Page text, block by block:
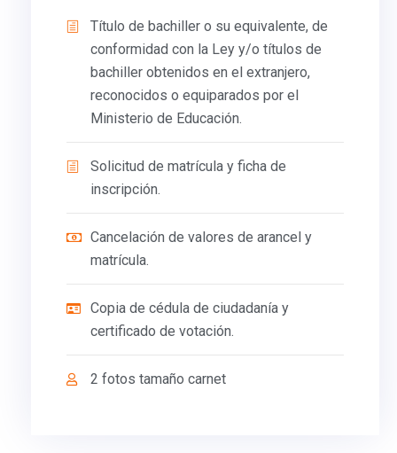
Título de bachiller o su equivalente, de
conformidad con la Ley y/o títulos de
bachiller obtenidos en el extranjero,
reconocidos o equiparados por el
Ministerio de Educación.
Solicitud de matrícula y ficha de
inscripción.
Cancelación de valores de arancel y
matrícula.
Copia de cédula de ciudadanía y
certificado de votación.
2 fotos tamaño carnet